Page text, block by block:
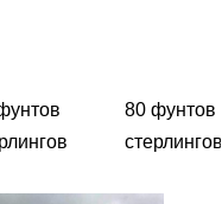
80 фунтов
стерлингов